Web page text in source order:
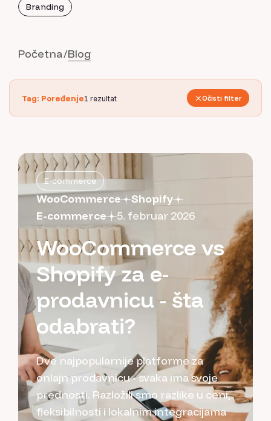
Branding
Početna Blog
Tag: Poređenje1 rezultat Očisti filter
E-commerce
WooCommerce
Shopify
E-commerce
5. februar 2026
WooCommerce vs
Shopify za e-
prodavnicu - šta
odabrati?
Dve najpopularnije platforme za
onlajn prodavnicu - svaka ima svoje
prednosti. Razložili smo razlike u ceni,
fleksibilnosti i lokalnim integracijama